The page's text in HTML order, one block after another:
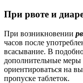
При рвоте и
При возникновении
часов после
всасывание. В
дополнительные меры
ориентироваться на
пропуске таблеток.